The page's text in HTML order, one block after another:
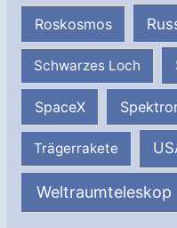
Roskosmos
Schwarzes Loch
SpaceX
Trägerrakete
Weltraumteleskop